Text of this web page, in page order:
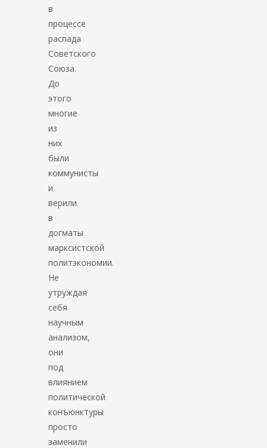
в
процессе
распада
Советского
Союза.
До
этого
многие
из
них
были
коммунисты
и
верили
в
догматы
марксистской
политэкономии.
Не
утруждая
себя
научным
анализом,
они
под
влиянием
политической
конъюнктуры
просто
заменили